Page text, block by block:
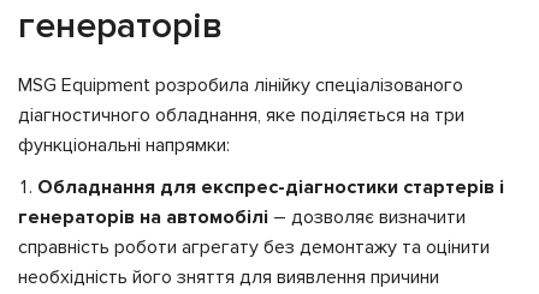
генераторів
MSG Equipment розробила лінійку спеціалізованого
діагностичного обладнання, яке поділяється на три
функціональні напрямки:
Обладнання для експрес-діагностики стартерів і
генераторів на автомобілі – дозволяє визначити
справність роботи агрегату без демонтажу та оцінити
необхідність його зняття для виявлення причини